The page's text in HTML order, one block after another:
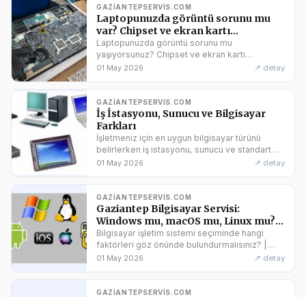
GAZIANTEPSERVIS.COM
Laptopunuzda görüntü sorunu mu
var? Chipset ve ekran kartı
arızalarına karşı profesyonel BGA
Rework istasyonları ve orijinal parça
desteği ile kalıcı çözümler sunuyoruz.
Laptopunuzda görüntü sorunu mu
yaşıyorsunuz? Chipset ve ekran kartı
arızalarına karşı profesyonel BGA Rework
01 May 2026 ↗ detay
GAZIANTEPSERVIS.COM
İş İstasyonu, Sunucu ve Bilgisayar
Farkları
İşletmeniz için en uygun bilgisayar türünü
belirlerken iş istasyonu, sunucu ve standart
bilgisayarlar arasındaki farkları göz önünde
01 May 2026 ↗ detay
GAZIANTEPSERVIS.COM
Gaziantep Bilgisayar Servisi:
Windows mu, macOS mu, Linux mu?
Hangisini Seçmeli? En İyi İşletim
Sistemini Seçmek İçin İpuçları!
#Windows #macOS #Linux
Bilgisayar işletim sistemi seçiminde hangi
faktörleri göz önünde bulundurmalısınız? |
Gaziantep Bilgisayar Servisi
01 May 2026 ↗ detay
GAZIANTEPSERVIS.COM